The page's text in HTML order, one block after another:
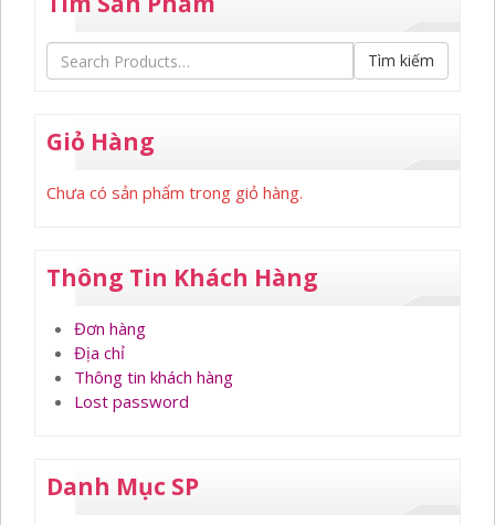
Tìm kiếm
Giỏ Hàng
Chưa có sản phẩm trong giỏ hàng.
Thông Tin Khách Hàng
Đơn hàng
Địa chỉ
Thông tin khách hàng
Lost password
Danh Mục SP